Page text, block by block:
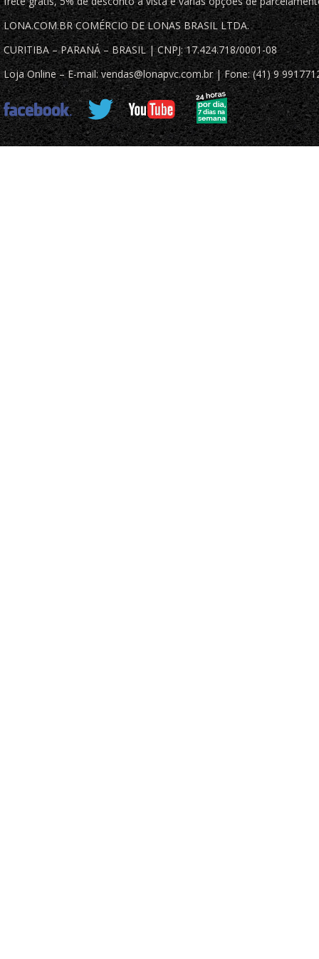
LONA.COM.BR COMÉRCIO DE LONAS BRASIL LTDA.
CURITIBA – PARANÁ – BRASIL | CNPJ: 17.424.718/0001-08
Loja Online – E-mail: vendas@lonapvc.com.br | Fone: (41) 9